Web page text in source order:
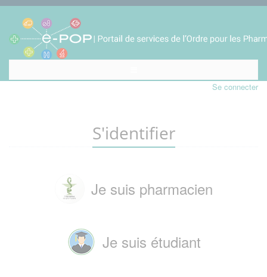
Se connecter
S'identifier
Je suis pharmacien
Je suis étudiant